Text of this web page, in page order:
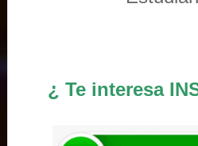
¿ Te interesa